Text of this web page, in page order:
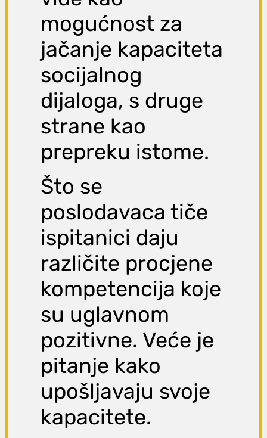
mogućnost za
jačanje kapaciteta
socijalnog
dijaloga, s druge
strane kao
prepreku istome.
Što se
poslodavaca tiče
ispitanici daju
različite procjene
kompetencija koje
su uglavnom
pozitivne. Veće je
pitanje kako
upošljavaju svoje
kapacitete.